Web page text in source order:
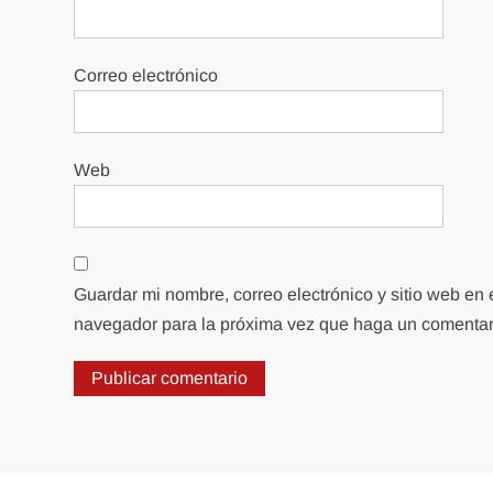
Correo electrónico
Web
Guardar mi nombre, correo electrónico y sitio web en
navegador para la próxima vez que haga un